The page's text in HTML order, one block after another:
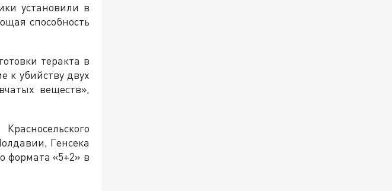
установили в
способность
теракта в
к убийству двух
веществ»,
Генсека
формата «5+2» в